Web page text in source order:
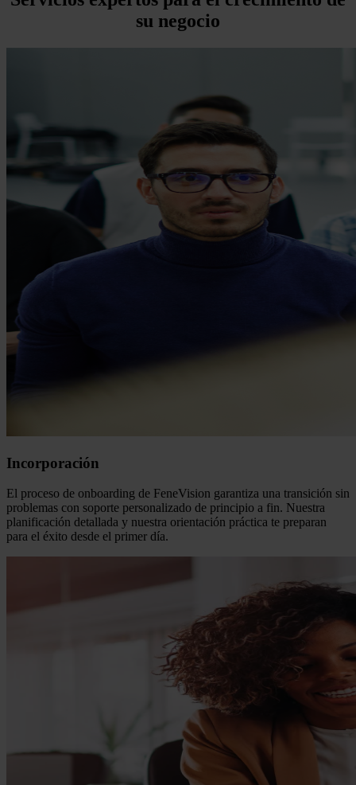
su negocio
Incorporación
El proceso de onboarding de FeneVision garantiza una transición sin
problemas con soporte personalizado de principio a fin. Nuestra
planificación detallada y nuestra orientación práctica te preparan
para el éxito desde el primer día.